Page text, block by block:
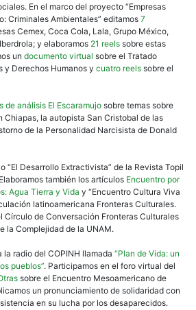
En el marco del proyecto “Empresas
Criminales Ambientales” editamos 7
Cemex, Coca Cola, Lala, Grupo México,
y elaboramos 21 reels sobre estas
un documento virtual sobre el Tratado
y Derechos Humanos y cuatro reels sobre el
de análisis El Escaramujo sobre temas sobre
Chiapas, la autopista San Cristobal de las
de la Personalidad Narcisista de Donald
“El Desarrollo Extractivista” de la Revista Topil
también los artículos Encuentro por
Agua Tierra y Vida y “Encuentro Cultura Viva
latinoamericana Fronteras Culturales.
Círculo de Conversación Fronteras Culturales
la Complejidad de la UNAM.
radio del COPINH llamada “Plan de Vida: un
pueblos”. Participamos en el foro virtual del
sobre el Encuentro Mesoamericano de
un pronunciamiento de solidaridad con
en su lucha por los desaparecidos.